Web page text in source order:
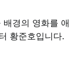
경의 영화를 애
황준호입니다.